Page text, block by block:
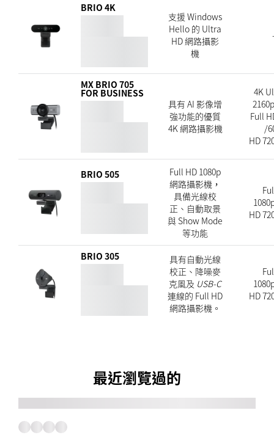
BRIO 4K
支援 Windows
Hello 的 Ultra
HD 網路攝影
機
MX BRIO 705
FOR BUSINESS
具有 AI 影像增
強功能的優質
4K 網路攝影機
4K
Full
/
HD
BRIO 505
Full HD 1080p
網路攝影機，
具備光線校
正、自動取景
與 Show Mode
等功能
HD
BRIO 305
具有自動光線
校正、降噪麥
克風及 USB-C
連線的 Full HD
網路攝影機。
HD
最近瀏覽過的